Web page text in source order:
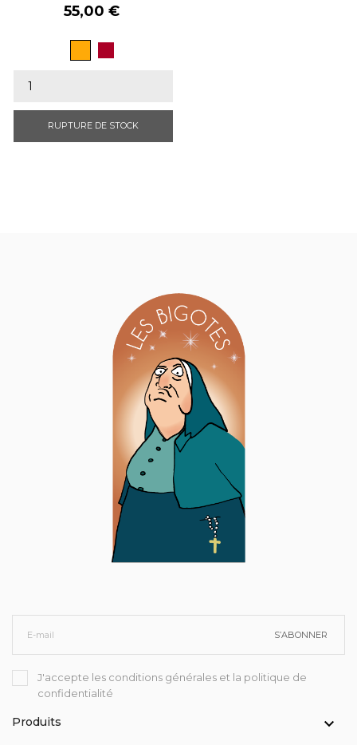
Prix
55,00 €
Ambre
RUPTURE DE STOCK
S’ABONNER
J'accepte les conditions générales et la politique de
confidentialité
Produits 